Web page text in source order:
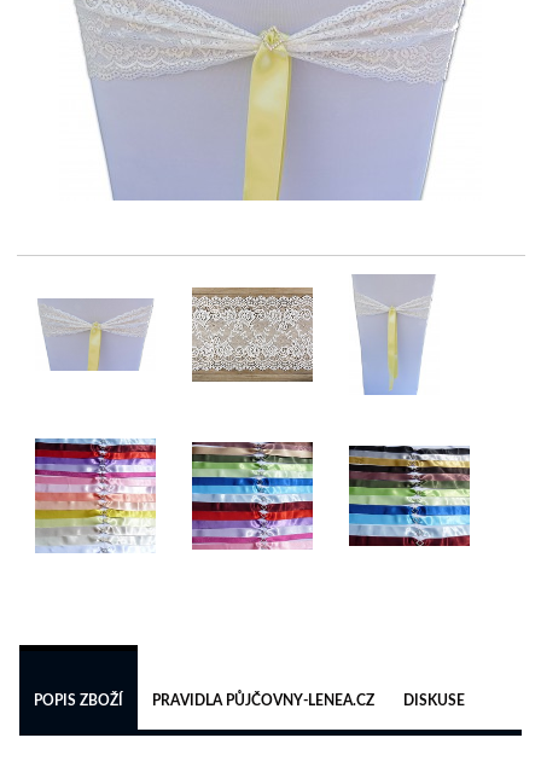
POPIS ZBOŽÍ PRAVIDLA PŮJČOVNY-LENEA.CZ DISKUSE